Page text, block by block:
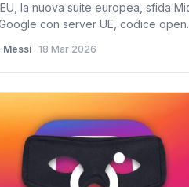
la nuova suite europea, sfida
con server UE, codice open
dal 2026.
Messi · 18 Mar 2026